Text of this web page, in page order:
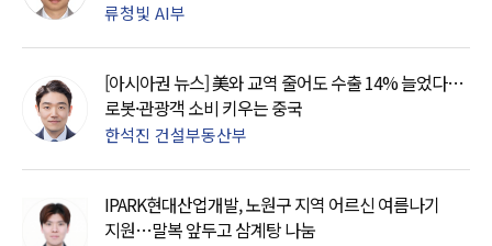
류청빛 AI부
[아시아권 뉴스] 美와 교역 줄어도 수출 14% 늘었다…
로봇·관광객 소비 키우는 중국
한석진 건설부동산부
IPARK현대산업개발, 노원구 지역 어르신 여름나기
지원…말복 앞두고 삼계탕 나눔